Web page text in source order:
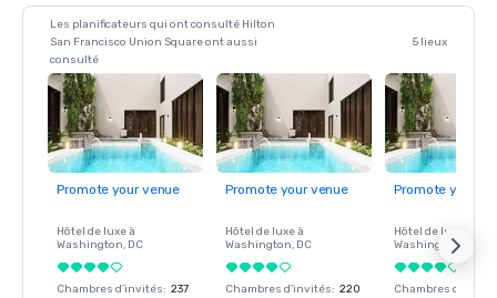
Les planificateurs qui ont consulté Hilton
San Francisco Union Square ont aussi
consulté
5 lieux
Promote your venue
Hôtel de luxe à
Washington, DC
Chambres d'invités: 237
Promote your venue
Hôtel de luxe à
Washington, DC
Chambres d'invités: 220
Promote your
Hôtel de luxe à
Washington
Chambres